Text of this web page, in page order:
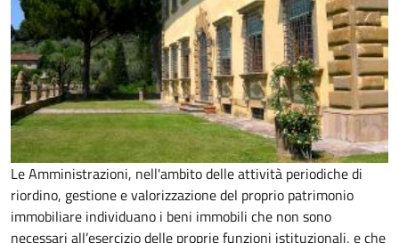
Le Amministrazioni, nell'ambito delle attività periodiche di
riordino, gestione e valorizzazione del proprio patrimonio
immobiliare individuano i beni immobili che non sono
necessari all’esercizio delle proprie funzioni istituzionali, e che